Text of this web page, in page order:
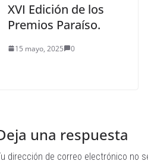
XVI Edición de los
Premios Paraíso.
15 mayo, 2025 0
una respuesta
dirección de correo electrónico no